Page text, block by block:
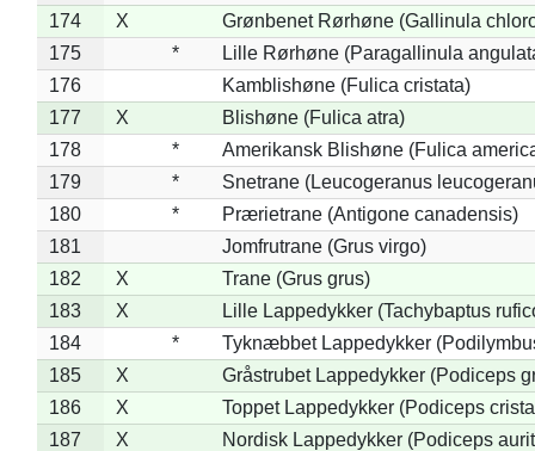
174
X
Grønbenet Rørhøne (Gallinula
175
*
Lille Rørhøne (Paragallinula
176
Kamblishøne (Fulica cristata)
177
X
Blishøne (Fulica atra)
178
*
Amerikansk Blishøne (Fulica
179
*
Snetrane (Leucogeranus
180
*
Prærietrane (Antigone canadensis)
181
Jomfrutrane (Grus virgo)
182
X
Trane (Grus grus)
183
X
Lille Lappedykker (Tachybaptus
184
*
Tyknæbbet Lappedykker
185
X
Gråstrubet Lappedykker (Podiceps
186
X
Toppet Lappedykker (Podiceps
187
X
Nordisk Lappedykker (Podiceps